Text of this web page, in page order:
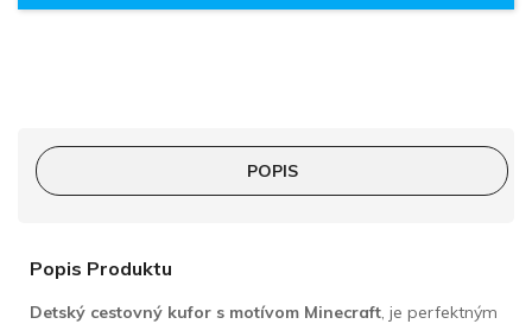
POPIS
Popis Produktu
Detský cestovný kufor s motívom Minecraft, je perfektným